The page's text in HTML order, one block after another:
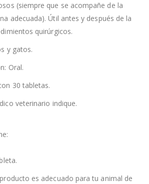
(siempre que se acompañe de la
adecuada). Útil antes y después de la
quirúrgicos.
y gatos.
Oral.
30 tabletas.
veterinario indique.
es adecuado para tu animal de